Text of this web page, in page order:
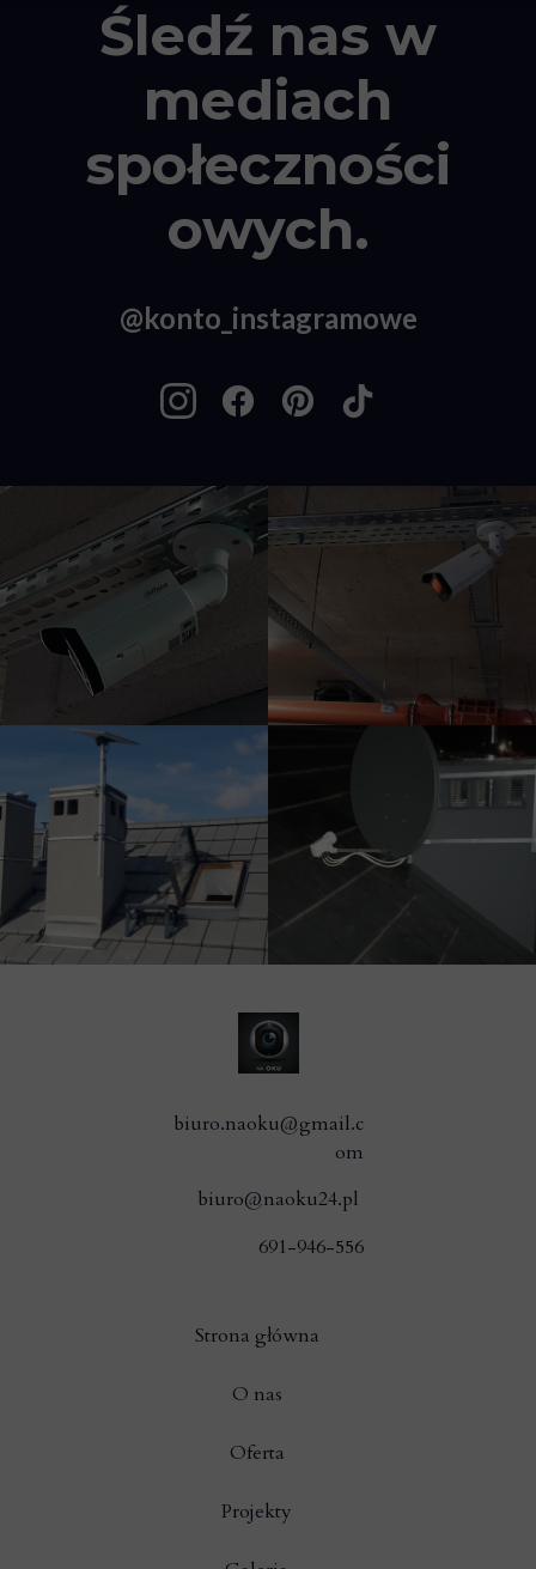
Śledź nas w
mediach
społeczności
owych.
@konto_instagramowe
Strona główna
O nas
Oferta
Projekty
691-946-556
biuro.naoku@gmail.c
om
biuro@naoku24.pl